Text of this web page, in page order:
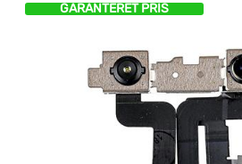
GARANTERET PRIS